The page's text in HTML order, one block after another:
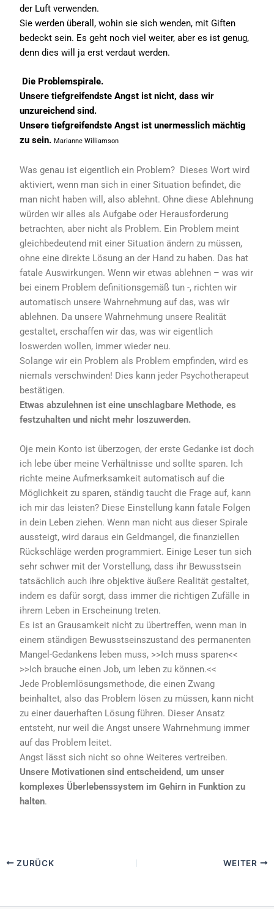
der Luft verwenden.
Sie werden überall, wohin sie sich wenden, mit Giften
bedeckt sein. Es geht noch viel weiter, aber es ist genug,
denn dies will ja erst verdaut werden.
Die Problemspirale.
Unsere tiefgreifendste Angst ist nicht, dass wir
unzureichend sind.
Unsere tiefgreifendste Angst ist unermesslich mächtig
zu sein.Marianne Williamson
Was genau ist eigentlich ein Problem? Dieses Wort wird
aktiviert, wenn man sich in einer Situation befindet, die
man nicht haben will, also ablehnt. Ohne diese Ablehnung
würden wir alles als Aufgabe oder Herausforderung
betrachten, aber nicht als Problem. Ein Problem meint
gleichbedeutend mit einer Situation ändern zu müssen,
ohne eine direkte Lösung an der Hand zu haben. Das hat
fatale Auswirkungen. Wenn wir etwas ablehnen – was wir
bei einem Problem definitionsgemäß tun -, richten wir
automatisch unsere Wahrnehmung auf das, was wir
ablehnen. Da unsere Wahrnehmung unsere Realität
gestaltet, erschaffen wir das, was wir eigentlich
loswerden wollen, immer wieder neu.
Solange wir ein Problem als Problem empfinden, wird es
niemals verschwinden! Dies kann jeder Psychotherapeut
bestätigen.
Etwas abzulehnen ist eine unschlagbare Methode, es
festzuhalten und nicht mehr loszuwerden.
Oje mein Konto ist überzogen, der erste Gedanke ist doch
ich lebe über meine Verhältnisse und sollte sparen. Ich
richte meine Aufmerksamkeit automatisch auf die
Möglichkeit zu sparen, ständig taucht die Frage auf, kann
ich mir das leisten? Diese Einstellung kann fatale Folgen
in dein Leben ziehen. Wenn man nicht aus dieser Spirale
aussteigt, wird daraus ein Geldmangel, die finanziellen
Rückschläge werden programmiert. Einige Leser tun sich
sehr schwer mit der Vorstellung, dass ihr Bewusstsein
tatsächlich auch ihre objektive äußere Realität gestaltet,
indem es dafür sorgt, dass immer die richtigen Zufälle in
ihrem Leben in Erscheinung treten.
Es ist an Grausamkeit nicht zu übertreffen, wenn man in
einem ständigen Bewusstseinszustand des permanenten
Mangel-Gedankens leben muss, >>Ich muss sparen<<
>>Ich brauche einen Job, um leben zu können.<<
Jede Problemlösungsmethode, die einen Zwang
beinhaltet, also das Problem lösen zu müssen, kann nicht
zu einer dauerhaften Lösung führen. Dieser Ansatz
entsteht, nur weil die Angst unsere Wahrnehmung immer
auf das Problem leitet.
Angst lässt sich nicht so ohne Weiteres vertreiben.
Unsere Motivationen sind entscheidend, um unser
komplexes Überlebenssystem im Gehirn in Funktion zu
halten.
ZURÜCK WEITER